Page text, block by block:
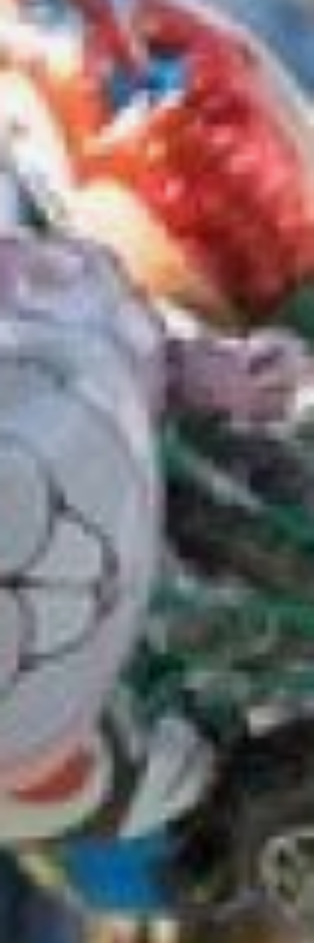
выступления в городских
парках — имени Н. Н.
Муравьёва‑Амурского,
«Динамо» и имени Ю. А.
Гагарина, а также
на Комсомольской
площади.
Главные
дефиле‑представления
участников:
27 и 28 мая в 20:00 —
площадь Славы;
29 и 30 мая в 19:00 —
СЗК «Платинум Арена».
Марш‑парад военных
оркестров:
31 мая с 16:00
по улице
Муравьёва‑Амурского
от площади имени Ленина
ссылкевы найдёте
Фото: Сергей Демидов
Надеемся, программа
на День города 2026
в Хабаровске поможет